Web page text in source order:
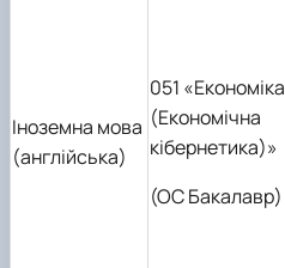
Іноземна мова
(англійська)
051 «Економіка
(Економічна
кібернетика)»
(ОС Бакалавр)